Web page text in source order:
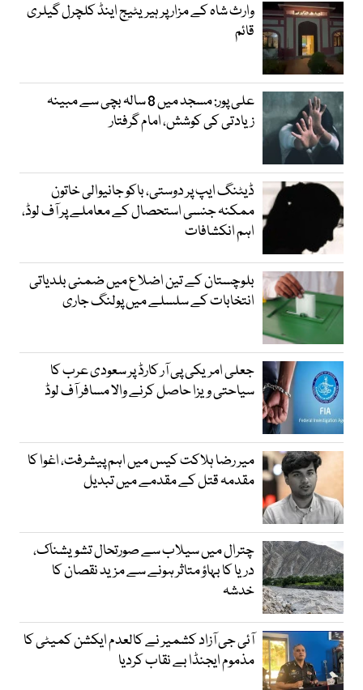
وارث شاہ کے مزار پر ہیریٹیج اینڈ کلچرل گیلری
قائم
علی پور: مسجد میں 8 سالہ بچی سے مبینہ
زیادتی کی کوشش، امام گرفتار
ڈیٹنگ ایپ پر دوستی، باکو جانیوالی خاتون
ممکنہ جنسی استحصال کے معاملے پر آف لوڈ،
اہم انکشافات
بلوچستان کے تین اضلاع میں ضمنی بلدیاتی
انتخابات کے سلسلے میں پولنگ جاری
جعلی امریکی پی آر کارڈ پر سعودی عرب کا
سیاحتی ویزا حاصل کرنے والا مسافر آف لوڈ
میر رضا ہلاکت کیس میں اہم پیشرفت، اغوا کا
مقدمہ قتل کے مقدمے میں تبدیل
چترال میں سیلاب سے صورتحال تشویشناک،
دریا کا بہاؤ متاثر ہونے سے مزید نقصان کا
خدشہ
آئی جی آزاد کشمیر نے کالعدم ایکشن کمیٹی کا
مذموم ایجنڈا بے نقاب کردیا